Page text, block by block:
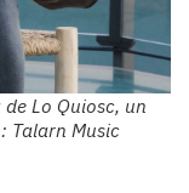
Lo Quiosc, un
Talarn Music